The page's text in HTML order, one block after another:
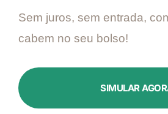
Sem juros, sem entrada,
cabem no seu bolso!
SIMULAR